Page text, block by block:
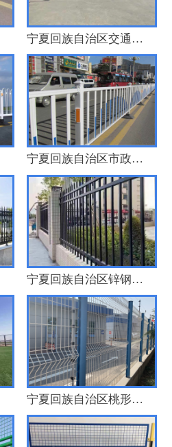
宁夏回族自治区交通道路护栏
宁夏回族自治区市政道路护栏
宁夏回族自治区锌钢护栏
宁夏回族自治区桃形柱护栏